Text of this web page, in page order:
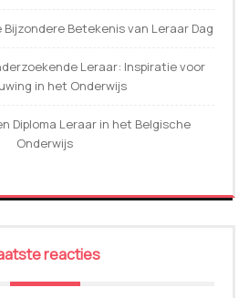
Bijzondere Betekenis van Leraar Dag
Leraar: Inspiratie voor
in het Onderwijs
Diploma Leraar in het Belgische
Onderwijs
reacties